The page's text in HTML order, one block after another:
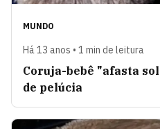
MUNDO
Há 13 anos • 1 min de leitura
Coruja-bebê "afasta
de pelúcia